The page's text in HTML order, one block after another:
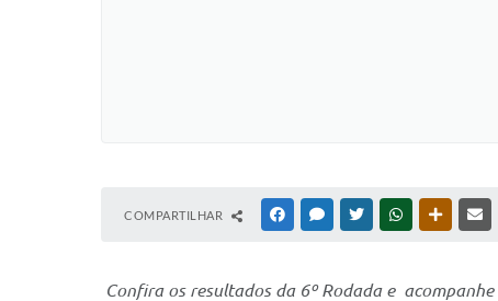
COMPARTILHAR FACEBOOKMESSENGER
TWITTERWHATSAPPOUTRAS
Confira os resultados da 6º Rodada e